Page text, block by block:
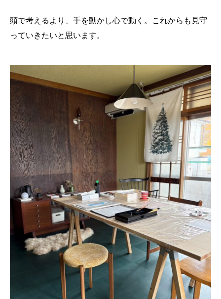
頭で考えるより、手を動かし心で動く。これからも見守
っていきたいと思います。